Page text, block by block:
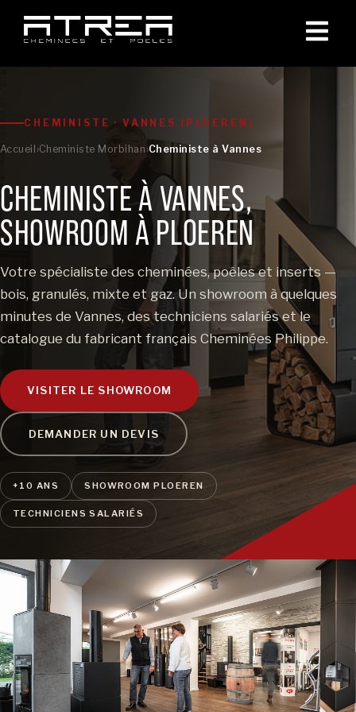
CHEMINISTE · VANNES (PLOEREN)
Accueil ›Cheministe Morbihan ›Cheministe à Vannes
CHEMINISTE À VANNES,
SHOWROOM À PLOEREN
Votre spécialiste des cheminées, poêles et inserts —
bois, granulés, mixte et gaz. Un showroom à quelques
minutes de Vannes, des techniciens salariés et le
catalogue du fabricant français Cheminées Philippe.
VISITER LE SHOWROOM
DEMANDER UN DEVIS
+10 ANS SHOWROOM PLOEREN
TECHNICIENS SALARIÉS